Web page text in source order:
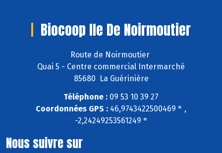
Biocoop Ile De Noirmoutier
Route de Noirmoutier
Quai 5 - Centre commercial Intermarché
85680 La Guérinière
Téléphone : 09 53 10 39 27
Coordonnées GPS : 46,9743422500469 ° ,
-2,24249253561249 °
Nous suivre sur